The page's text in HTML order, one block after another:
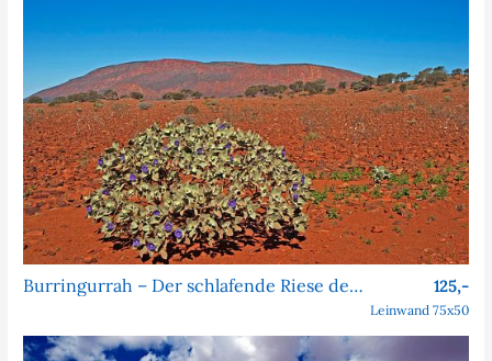
Burringurrah – Der schlafende Riese des Outbacks 125,-
Leinwand 75x50